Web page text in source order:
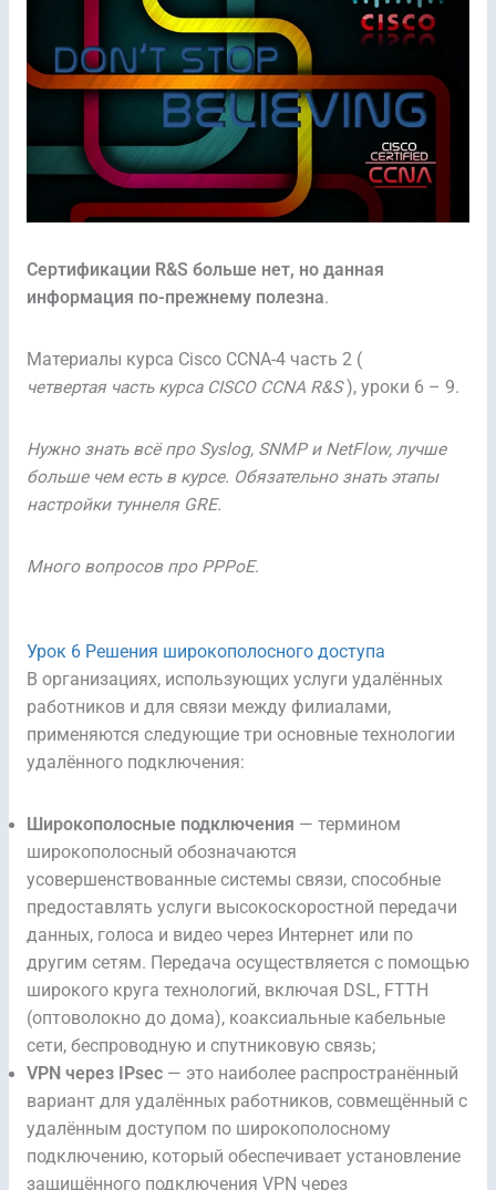
Сертификации R&S больше нет, но данная
информация по-прежнему полезна.
Материалы курса Cisco CCNA-4 часть 2 (
четвертая часть курса CISCO CCNA R&S), уроки 6 – 9.
Нужно знать всё про Syslog, SNMP и NetFlow, лучше
больше чем есть в курсе. Обязательно знать этапы
настройки туннеля GRE.
Много вопросов про PPPoE.
Урок 6 Решения широкополосного доступа
В организациях, использующих услуги удалённых
работников и для связи между филиалами,
применяются следующие три основные технологии
удалённого подключения:
Широкополосные подключения — термином
широкополосный обозначаются
усовершенствованные системы связи, способные
предоставлять услуги высокоскоростной передачи
данных, голоса и видео через Интернет или по
другим сетям. Передача осуществляется с помощью
широкого круга технологий, включая DSL, FTTH
(оптоволокно до дома), коаксиальные кабельные
сети, беспроводную и спутниковую связь;
VPN через IPsec — это наиболее распространённый
вариант для удалённых работников, совмещённый с
удалённым доступом по широкополосному
подключению, который обеспечивает установление
защищённого подключения VPN через